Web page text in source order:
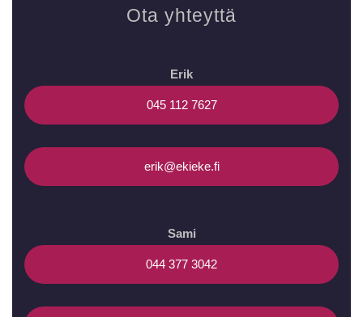
Ota yhteyttä
Erik
045 112 7627
erik@ekieke.fi
Sami
044 377 3042